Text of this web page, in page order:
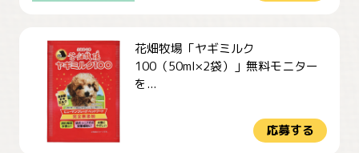
花畑牧場「ヤギミルク
100（50ml×2袋）」無料モニター
を...
応募する